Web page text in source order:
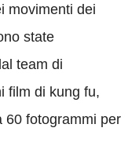
movimenti dei
state
team di
film di kung fu,
60 fotogrammi per